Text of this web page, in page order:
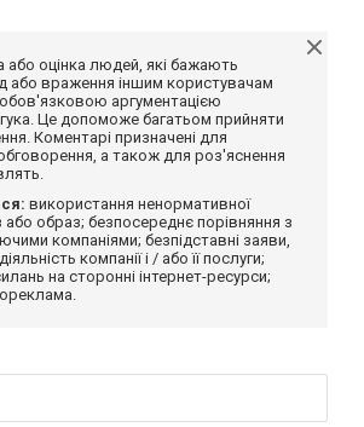
або оцінка людей, які бажають
або враження іншим користувачам
аргументацією
Це допоможе багатьом прийняти
Коментарі призначені для
а також для роз'яснення
використання ненормативної
або образ; безпосереднє порівняння з
компаніями; безпідставні заяви,
компанії і / або її послуги;
на сторонні інтернет-ресурси;